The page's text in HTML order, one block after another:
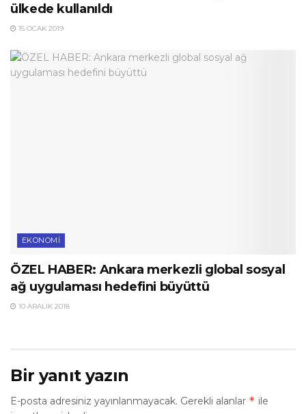
ülkede kullanıldı
15 OCAK 2019
EKONOMI
ÖZEL HABER: Ankara merkezli global sosyal
ağ uygulaması hedefini büyüttü
10 ARALIK 2018
Bir yanıt yazın
E-posta adresiniz yayınlanmayacak. Gerekli alanlar * ile